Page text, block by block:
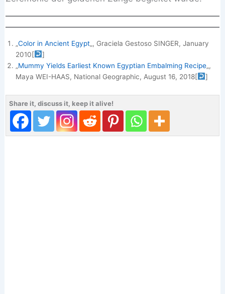
„Color in Ancient Egypt„, Graciela Gestoso SINGER, January
2010[
]
„ Mummy Yields Earliest Known Egyptian Embalming Recipe„,
Maya WEI-HAAS, National Geographic, August 16, 2018[ ]
Share it, discuss it, keep it alive!